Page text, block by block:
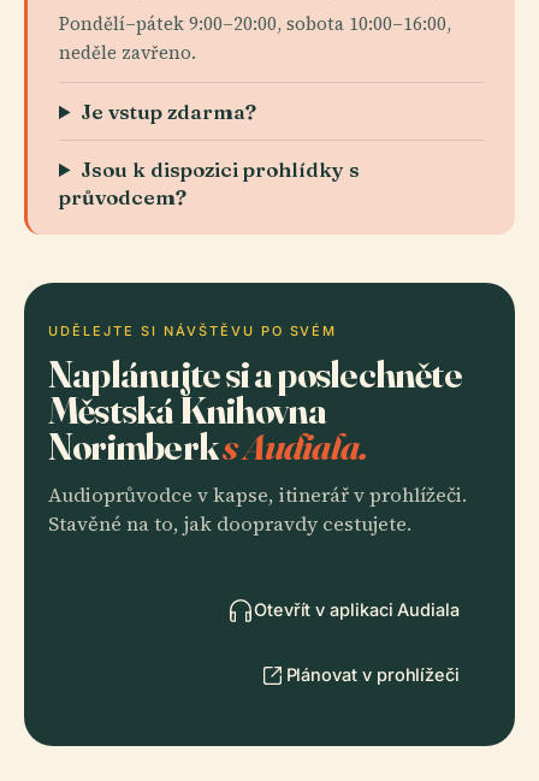
Pondělí–pátek 9:00–20:00, sobota 10:00–16:00,
neděle zavřeno.
Je vstup zdarma?
Jsou k dispozici prohlídky s
průvodcem?
UDĚLEJTE SI NÁVŠTĚVU PO SVÉM
Naplánujte si a poslechněte
Městská Knihovna
Norimberks Audiala.
Audioprůvodce v kapse, itinerář v prohlížeči.
Stavěné na to, jak doopravdy cestujete.
Otevřít v aplikaci Audiala
Plánovat v prohlížeči